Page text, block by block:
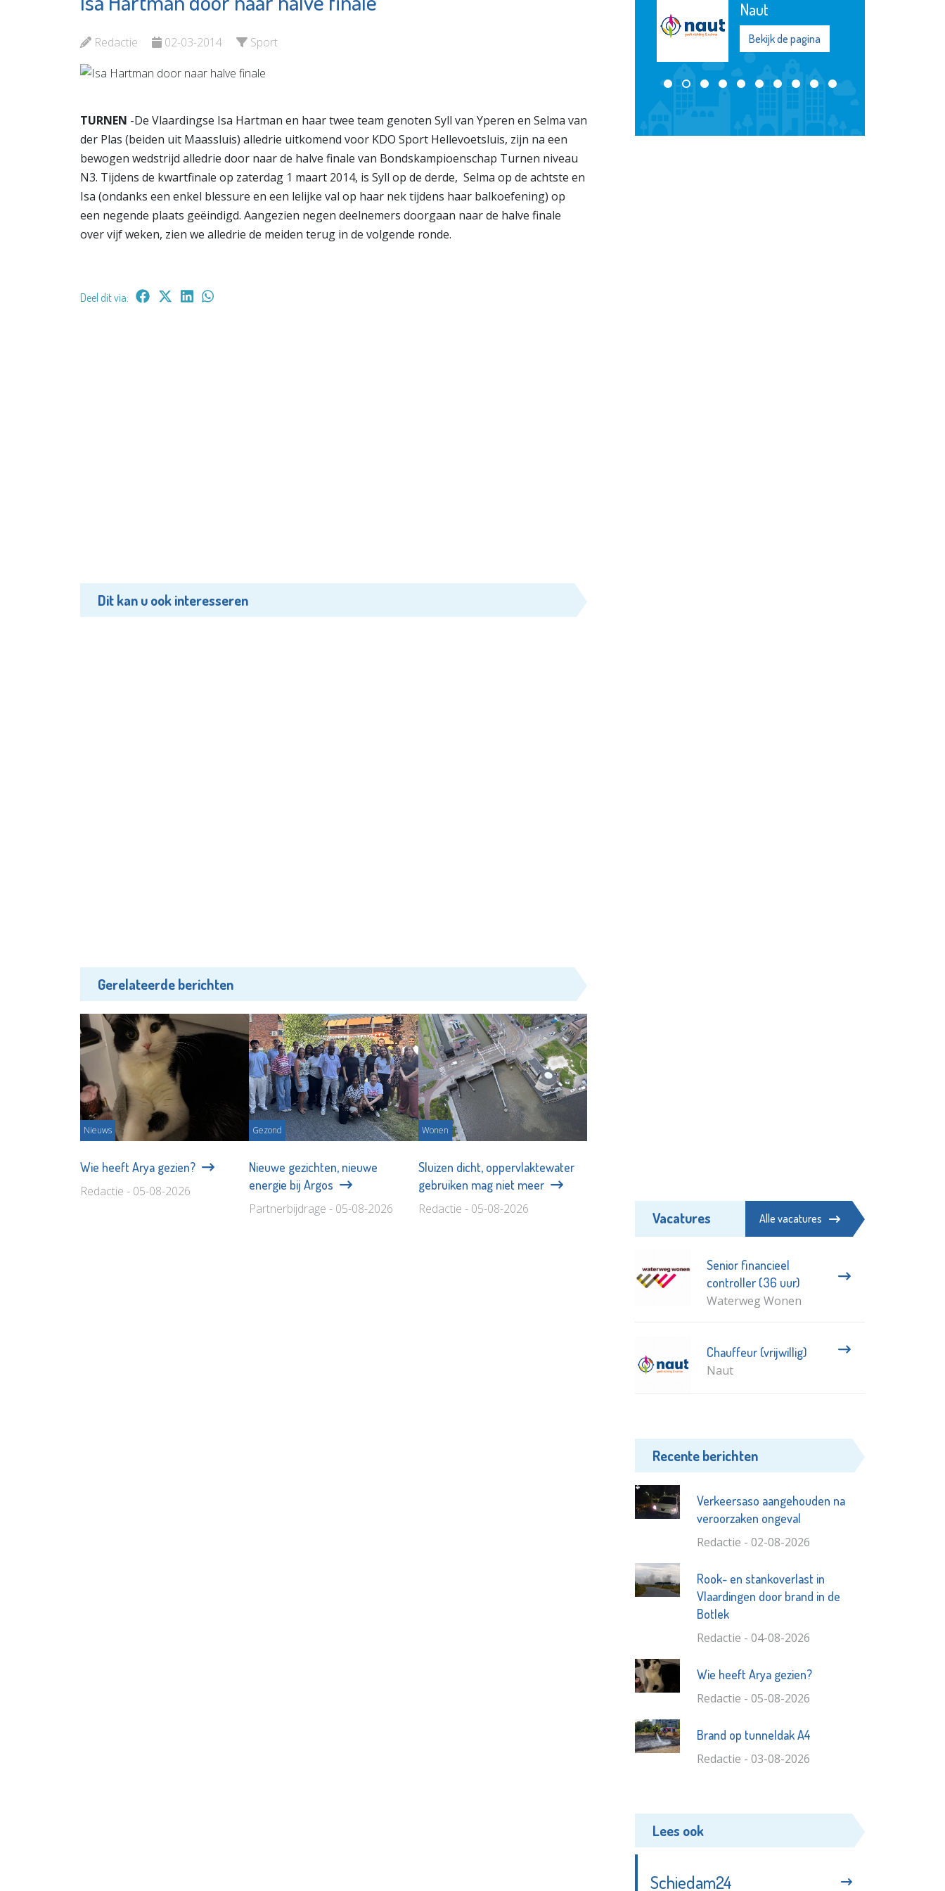
Redactie 02-03-2014 Sport
TURNEN -De Vlaardingse Isa Hartman en haar twee team genoten Syll van Yperen en Selma van
der Plas (beiden uit Maassluis) alledrie uitkomend voor KDO Sport Hellevoetsluis, zijn na een
bewogen wedstrijd alledrie door naar de halve finale van Bondskampioenschap Turnen niveau
N3. Tijdens de kwartfinale op zaterdag 1 maart 2014, is Syll op de derde, Selma op de achtste en
Isa (ondanks een enkel blessure en een lelijke val op haar nek tijdens haar balkoefening) op
een negende plaats geëindigd. Aangezien negen deelnemers doorgaan naar de halve finale
over vijf weken, zien we alledrie de meiden terug in de volgende ronde.
Deel dit via:
Dit kan u ook interesseren
Gerelateerde berichten
Nieuws
Wie heeft Arya gezien?
Redactie - 05-08-2026
Gezond
Nieuwe gezichten, nieuwe
energie bij Argos
Partnerbijdrage - 05-08-2026
Wonen
Sluizen dicht, oppervlaktewater
gebruiken mag niet meer
Redactie - 05-08-2026
Wij de Westwijk
Bekijk de pagina
Makelaardij Thuis
Bekijk de pagina
Naut
Bekijk de pagina
Vacatures Alle vacatures
Senior financieel
controller (36 uur)
Waterweg Wonen
Chauffeur (vrijwillig)
Naut
Recente berichten
Verkeersaso aangehouden na
veroorzaken ongeval
Redactie - 02-08-2026
Rook- en stankoverlast in
Vlaardingen door brand in de
Botlek
Redactie - 04-08-2026
Wie heeft Arya gezien?
Redactie - 05-08-2026
Brand op tunneldak A4
Redactie - 03-08-2026
Lees ook
Schiedam24